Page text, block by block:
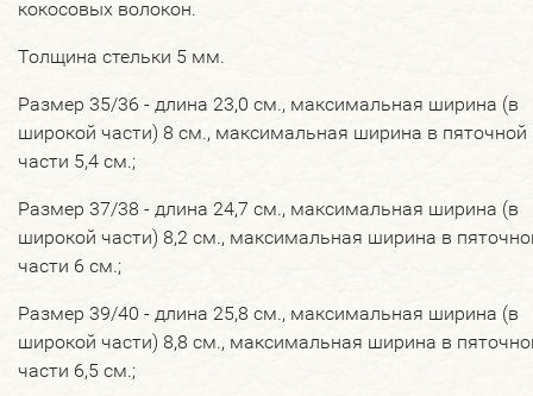
кокосовых волокон.
Толщина стельки 5 мм.
Размер 35/36 - длина 23,0 см., максимальная ширина (в
широкой части) 8 см., максимальная ширина в пяточной
части 5,4 см.;
Размер 37/38 - длина 24,7 см., максимальная ширина (в
широкой части) 8,2 см., максимальная ширина в
части 6 см.;
Размер 39/40 - длина 25,8 см., максимальная ширина (в
широкой части) 8,8 см., максимальная ширина в
части 6,5 см.;